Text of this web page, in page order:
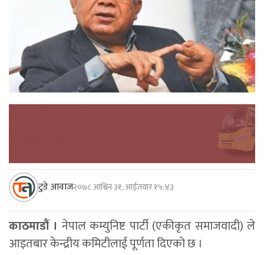
टुडे आवाज२०७८ आश्विन ३१, आईतवार १५:४३
काठमाडौं । नेपाल कम्युनिष्ट पार्टी (एकीकृत समाजवादी) ले
आइतबार केन्द्रीय कमिटीलाई पूर्णता दिएको छ ।